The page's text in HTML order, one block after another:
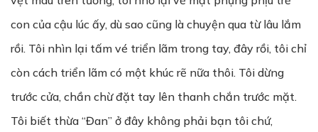
con của cậu lúc ấy, dù sao cũng là chuyện qua từ lâu lắm
rồi. Tôi nhìn lại tấm vé triển lãm trong tay, đây rồi, tôi chỉ
còn cách triển lãm có một khúc rẽ nữa thôi. Tôi dừng
trước cửa, chần chừ đặt tay lên thanh chắn trước mặt.
Tôi biết thừa “Đan” ở đây không phải bạn tôi chứ,